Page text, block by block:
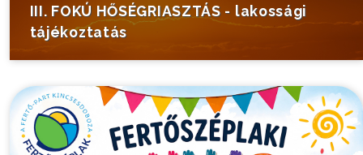
III. FOKÚ HŐSÉGRIASZTÁS - lakossági
tájékoztatás